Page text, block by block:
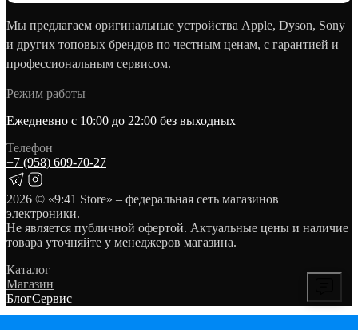
Мы предлагаем оригинальные устройства Apple, Dyson, Sony
и других топовых брендов по честным ценам, с гарантией и
профессиональным сервисом.
Режим работы
Ежедневно с 10:00 до 22:00 без выходных
Телефон
+7 (958) 609‑70‑27
2026 © «9:41 Store» – федеральная сеть магазинов
электроники.
Не является публичной офертой. Актуальные цены и наличие
товара уточняйте у менеджеров магазина.
Каталог
Магазин
БлогСервис